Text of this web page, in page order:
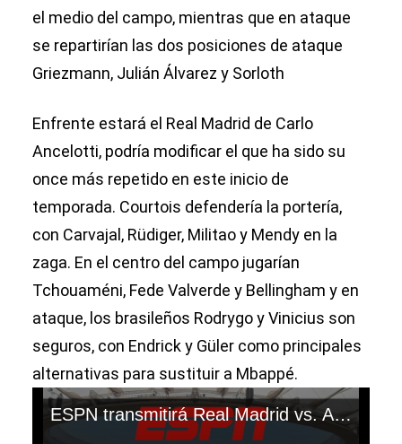
el medio del campo, mientras que en ataque
se repartirían las dos posiciones de ataque
Griezmann, Julián Álvarez y Sorloth
Enfrente estará el Real Madrid de Carlo
Ancelotti, podría modificar el que ha sido su
once más repetido en este inicio de
temporada. Courtois defendería la portería,
con Carvajal, Rüdiger, Militao y Mendy en la
zaga. En el centro del campo jugarían
Tchouaméni, Fede Valverde y Bellingham y en
ataque, los brasileños Rodrygo y Vinicius son
seguros, con Endrick y Güler como principales
alternativas para sustituir a Mbappé.
ESPN transmitirá Real Madrid vs. Atlético de Madrid por LaLiga de España 2024-25. (Video: @RealMadrid)